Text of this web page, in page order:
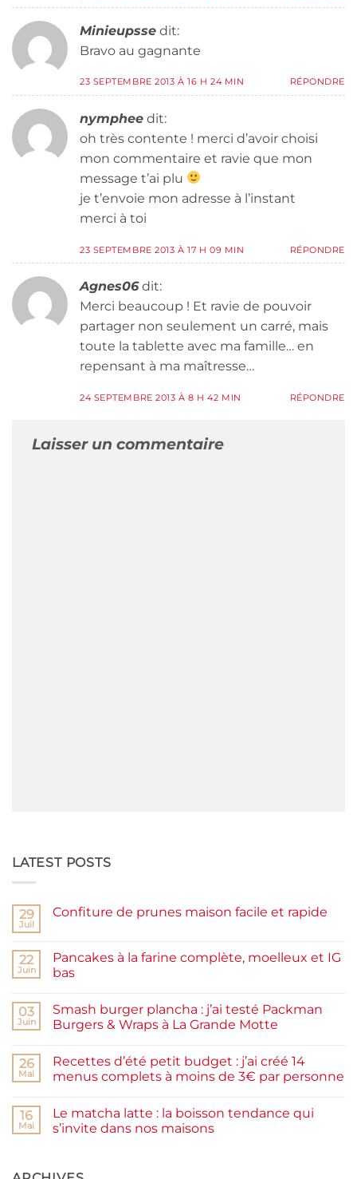
Minieupsse dit:
Bravo au gagnante
23 SEPTEMBRE 2013 À 16 H 24 MIN RÉPONDRE
nymphee dit:
oh très contente ! merci d’avoir choisi
mon commentaire et ravie que mon
message t’ai plu
je t’envoie mon adresse à l’instant
merci à toi
23 SEPTEMBRE 2013 À 17 H 09 MIN RÉPONDRE
Agnes06 dit:
Merci beaucoup ! Et ravie de pouvoir
partager non seulement un carré, mais
toute la tablette avec ma famille… en
repensant à ma maîtresse…
24 SEPTEMBRE 2013 À 8 H 42 MIN RÉPONDRE
Laisser un commentaire
LATEST POSTS
29
Juil
Confiture de prunes maison facile et rapide
Confiture
de
prunes
et
rapide
22
Juin
Pancakes à la farine complète, moelleux et IG
bas
sur
Pancakes
à
complète,
moelleux
et
03
Juin
Smash burger plancha : j’ai testé Packman
Burgers & Wraps à La Grande Motte
sur
Smash
burger
testé
Packman
Burgers &
Grande
26
Mai
Recettes d’été petit budget : j’ai créé 14
menus complets à moins de 3€ par personne
sur
Recettes
d’été
j’ai
16
Mai
Le matcha latte : la boisson tendance qui
s’invite dans nos maisons
Le